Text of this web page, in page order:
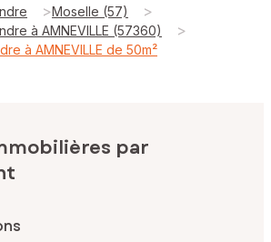
>Moselle (57) >
à AMNEVILLE (57360) >
à AMNEVILLE de 50m²
par